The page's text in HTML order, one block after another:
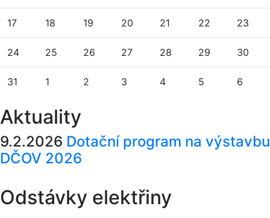
17 18 19 20 21 22 23
24 25 26 27 28 29 30
31 1 2 3 4 5 6
Aktuality
9.2.2026 Dotační program na výstavbu
DČOV 2026
Odstávky elektřiny